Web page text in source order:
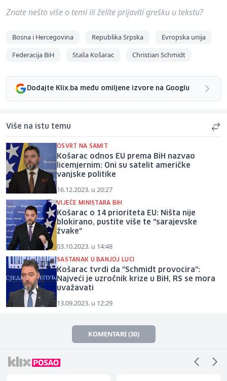
Znate nešto više o temi ili želite prijaviti grešku u tekstu?
Bosna i Hercegovina Republika Srpska
Evropska unija
Federacija BiH
Staša Košarac Christian Schmidt
Dodajte Klix.ba među omiljene izvore na Googlu
Više na istu temu
OSVRT NA SAMIT
Košarac odnos EU prema BiH nazvao
licemjernim: Oni su satelit američke
vanjske politike
16.12.2023. u 20:27
VIJEĆE MINISTARA BIH
Košarac o 14 prioriteta EU: Ništa nije
blokirano, pustite više te "sarajevske
žvake"
03.10.2023. u 14:48
SASTANAK U BANJOJ LUCI
Košarac tvrdi da "Schmidt provocira":
Najveći je uzročnik krize u BiH, RS se mora
uvažavati
13.09.2023. u 12:29
KOMENTARI (30)